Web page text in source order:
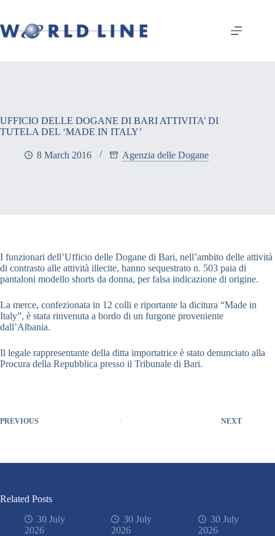
UFFICIO DELLE DOGANE DI BARI ATTIVITA’ DI
TUTELA DEL ‘MADE IN ITALY’
8 March 2016 Agenzia delle Dogane
I funzionari dell’Ufficio delle Dogane di Bari, nell’ambito delle attività
di contrasto alle attività illecite, hanno sequestrato n. 503 paia di
pantaloni modello shorts da donna, per falsa indicazione di origine.
La merce, confezionata in 12 colli e riportante la dicitura “Made in
Italy”, è stata rinvenuta a bordo di un furgone proveniente
dall’Albania.
Il legale rappresentante della ditta importatrice è stato denunciato alla
Procura della Repubblica presso il Tribunale di Bari.
PREVIOUS NEXT
Related Posts
30 July
2026
30 July
2026
30 July
2026